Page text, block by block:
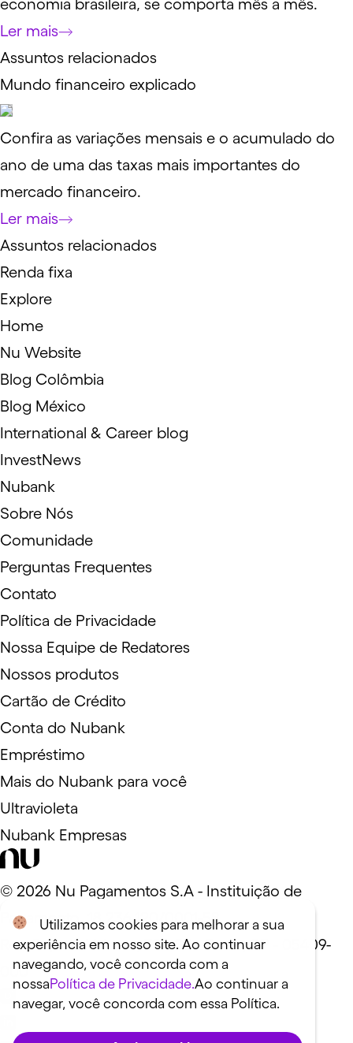
economia brasileira, se comporta mês a mês.
Ler mais
Assuntos relacionados
Mundo financeiro explicado
Confira as variações mensais e o acumulado do
ano de uma das taxas mais importantes do
mercado financeiro.
Ler mais
Assuntos relacionados
Renda fixa
Explore
Home
Nu Website
Blog Colômbia
Blog México
International & Career blog
InvestNews
Nubank
Sobre Nós
Comunidade
Perguntas Frequentes
Contato
Política de Privacidade
Nossa Equipe de Redatores
Nossos produtos
Cartão de Crédito
Conta do Nubank
Empréstimo
Mais do Nubank para você
Ultravioleta
Nubank Empresas
© 2026 Nu Pagamentos S.A - Instituição de
Pagamento. 18.236.120/0001-58
Rua Capote Valente, 39 - São Paulo, SP - 05409-
000
Utilizamos cookies para melhorar a sua
experiência em nosso site. Ao continuar
navegando, você concorda com a
nossaPolítica de Privacidade.Ao continuar a
navegar, você concorda com essa Política.